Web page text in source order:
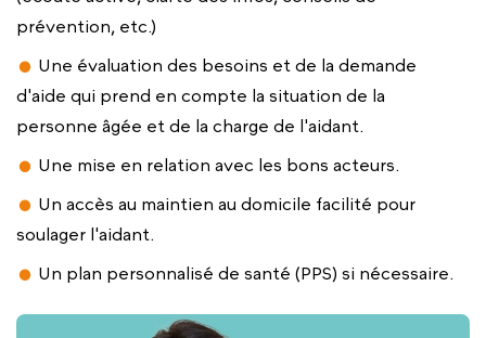
prévention, etc.)
Une évaluation des besoins et de la demande
d'aide qui prend en compte la situation de la
personne âgée et de la charge de l'aidant.
Une mise en relation avec les bons acteurs.
Un accès au maintien au domicile facilité pour
soulager l'aidant.
Un plan personnalisé de santé (PPS) si nécessaire.